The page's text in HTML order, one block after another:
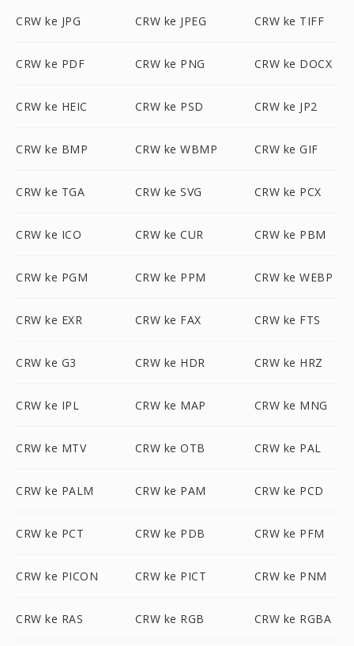
CRW ke JPG CRW ke JPEG CRW ke TIFF
CRW ke PDF CRW ke PNG CRW ke DOCX
CRW ke HEIC CRW ke PSD CRW ke JP2
CRW ke BMP CRW ke WBMP CRW ke GIF
CRW ke TGA CRW ke SVG CRW ke PCX
CRW ke ICO CRW ke CUR CRW ke PBM
CRW ke PGM CRW ke PPM CRW ke WEBP
CRW ke EXR CRW ke FAX CRW ke FTS
CRW ke G3 CRW ke HDR CRW ke HRZ
CRW ke IPL CRW ke MAP CRW ke MNG
CRW ke MTV CRW ke OTB CRW ke PAL
CRW ke PALM CRW ke PAM CRW ke PCD
CRW ke PCT CRW ke PDB CRW ke PFM
CRW ke PICON CRW ke PICT CRW ke PNM
CRW ke RAS CRW ke RGB CRW ke RGBA